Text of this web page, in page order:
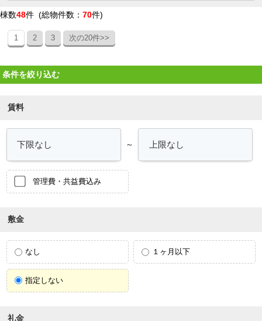
棟数48件 (総物件数： 70件)
1 2 3 次の20件>>
条件を絞り込む
賃料
～
管理費・共益費込み
敷金
なし １ヶ月以下
指定しない
礼金